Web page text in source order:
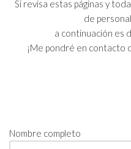
Si revisa estas páginas y
de
a continuación es
¡Me pondré en contacto
Nombre completo